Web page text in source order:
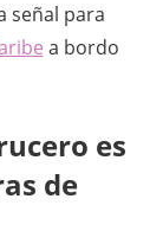
n
n
M
señal para
a bordo
es
de